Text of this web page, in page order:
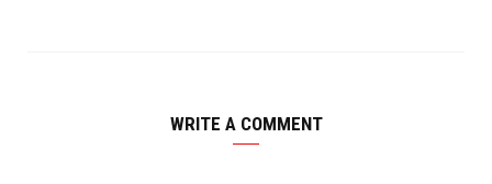
WRITE A COMMENT